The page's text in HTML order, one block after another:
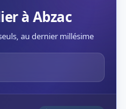
à Abzac
au dernier millésime